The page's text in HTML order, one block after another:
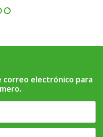
correo electrónico para